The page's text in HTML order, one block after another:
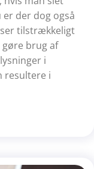
der dog også
tilstrækkeligt
brug af
i
resultere i